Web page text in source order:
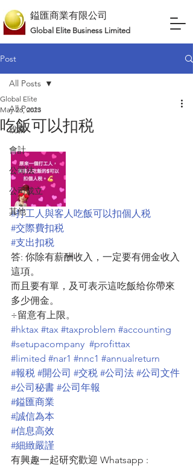
鎰匯商業有限公司
Global Elite Business Limited
Post
All Posts
稅務
會計
公司法
公司成立
其他
All Posts
吃飯可以扣税
Global Elite
May 26, 2023
#打工人與客人吃飯可以扣個人税
#交際費扣税
#支出扣税
答: 你除有薪酬收入，一定要有佣金收入
這項。
而且要有單，及可表示這吃飯给你帶來
多少佣金。
÷留意有上限。
#hktax #tax #taxproblem #accounting
#setupacompany #profittax
#limited #nar1 #nnc1 #annualreturn
#報税 #開公司 #交税 #公司法 #公司文件
#公司秘書 #公司年報
#鎰匯商業
#誠信為本
#信息高效
#細緻嚴謹
有興趣一起研究歡迎 Whatsapp :